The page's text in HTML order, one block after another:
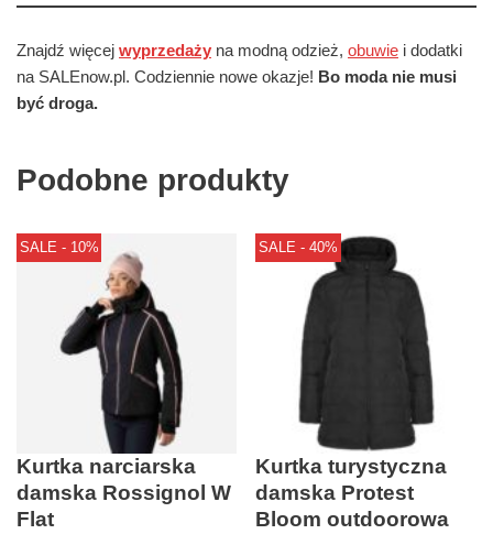
Znajdź więcej wyprzedaży na modną odzież, obuwie i dodatki
na SALEnow.pl. Codziennie nowe okazje! Bo moda nie musi
być droga.
Podobne produkty
SALE - 10%
Kurtka narciarska
damska Rossignol W
Flat
SALE - 40%
Kurtka turystyczna
damska Protest
Bloom outdoorowa